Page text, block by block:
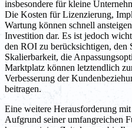
insbesondere für kleine
Die Kosten für Lizenzierung,
Wartung können schnell
Investition dar. Es ist jedoch
den ROI zu berücksichtigen, den
Skalierbarkeit, die
Marktplatz können letztendlich
Verbesserung der
beitragen.
Eine weitere Herausforderung
Aufgrund seiner umfangreichen